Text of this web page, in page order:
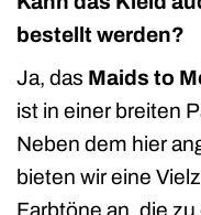
bestellt werden?
Ja, das Maids to
ist in einer breiten
Neben dem hier
bieten wir eine